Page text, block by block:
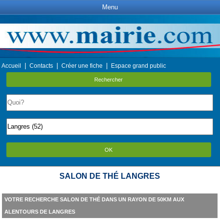
Menu
Accueil Contacts Créer une fiche Espace grand public
Rechercher
OK
SALON DE THÉ LANGRES
VOTRE RECHERCHE SALON DE THÉ DANS UN RAYON DE 50KM AUX
ALENTOURS DE LANGRES